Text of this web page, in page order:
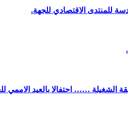
للمنتدى الاقتصادي للجهة.
الشغيلة …… احتفالا بالعيد الاممي